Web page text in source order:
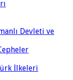
Devleti ve
İlkeleri